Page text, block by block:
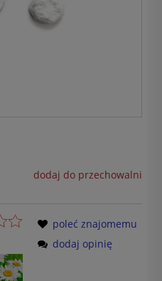
dodaj do przechowalni
poleć znajomemu
dodaj opinię